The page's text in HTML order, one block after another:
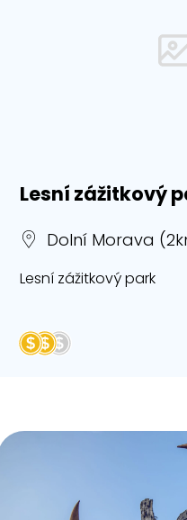
Lesní zážitkový
Dolní Morava
Lesní zážitkový park